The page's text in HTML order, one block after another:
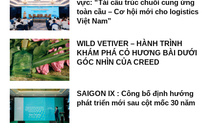
vực: “Tái cấu trúc chuỗi cung ứng
toàn cầu – Cơ hội mới cho logistics
Việt Nam”
WILD VETIVER – HÀNH TRÌNH
KHÁM PHÁ CỎ HƯƠNG BÀI DƯỚI
GÓC NHÌN CỦA CREED
SAIGON IX : Công bố định hướng
phát triển mới sau cột mốc 30 năm